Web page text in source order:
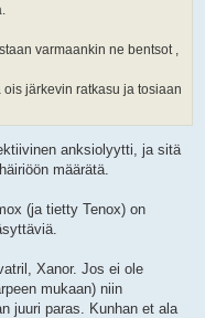
varmaankin ne bentsot ,
järkevin ratkasu ja tosiaan
anksiolyytti, ja sitä
määrätä.
(ja tietty Tenox) on
Xanor. Jos ei ole
mukaan) niin
juuri paras. Kunhan et ala